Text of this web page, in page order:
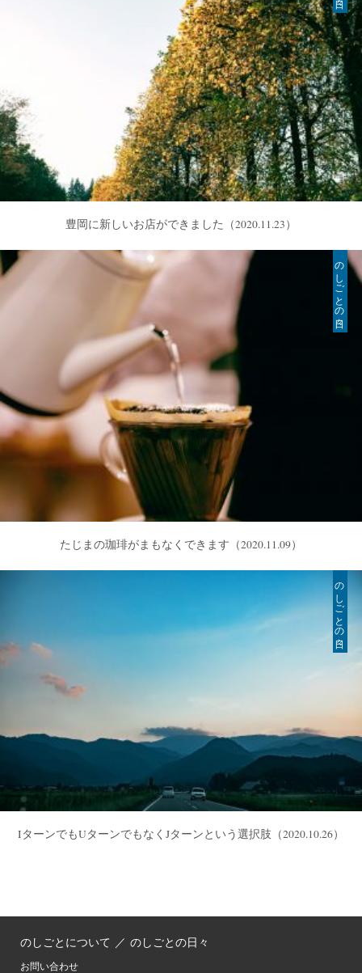
豊岡に新しいお店ができました （2020.11.23）
のしごとの日々
たじまの珈琲がまもなくできます （2020.11.09）
のしごとの日々
IターンでもUターンでもなくJターンという選択肢 （2020.10.26）
のしごとについて ／ のしごとの日々
お問い合わせ